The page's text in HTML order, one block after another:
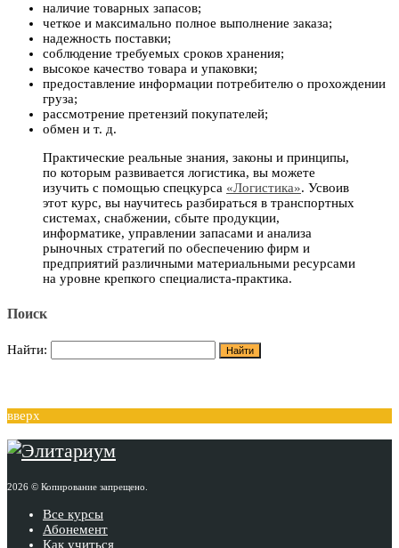
наличие товарных запасов;
четкое и максимально полное выполнение заказа;
надежность поставки;
соблюдение требуемых сроков хранения;
высокое качество товара и упаковки;
предоставление информации потребителю о прохождении
груза;
рассмотрение претензий покупателей;
обмен и т. д.
Практические реальные знания, законы и принципы,
по которым развивается логистика, вы можете
изучить с помощью спецкурса «Логистика». Усвоив
этот курс, вы научитесь разбираться в транспортных
системах, снабжении, сбыте продукции,
информатике, управлении запасами и анализа
рыночных стратегий по обеспечению фирм и
предприятий различными материальными ресурсами
на уровне крепкого специалиста-практика.
Поиск
Найти:
вверх
2026 © Копирование запрещено.
Все курсы
Абонемент
Как учиться